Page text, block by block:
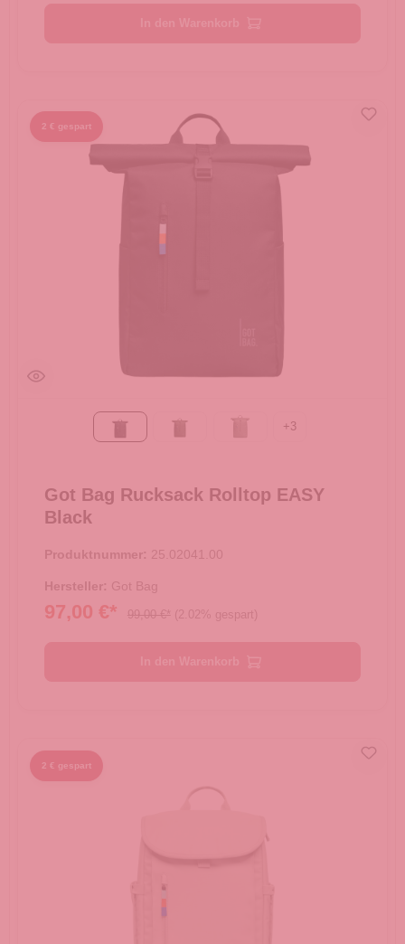
2 € gespart
+3
Got Bag Rucksack Rolltop EASY
Black
Produktnummer: 25.02041.00
Hersteller: Got Bag
97,00 €* 99,00 €* (2.02% gespart)
2 € gespart